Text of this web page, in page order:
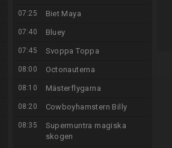
07:25 Biet Maya
07:40 Bluey
07:45 Svoppa Toppa
08:00 Octonauterna
08:10 Mästerflygarna
08:20 Cowboyhamstern Billy
08:35
Supermuntra magiska
skogen